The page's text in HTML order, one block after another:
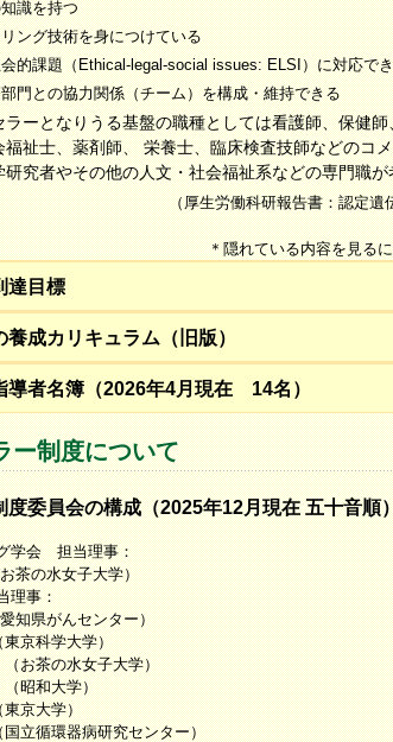
識を持つ
ング技術を身につけている
的課題（Ethical-legal-social issues: ELSI）に対応で
門との協力関係（チーム）を構成・維持できる
ーとなりうる基盤の職種としては看護師、保健
福祉士、薬剤師、 栄養士、臨床検査技師などのコ
研究者やその他の人文・社会福祉系などの専門職
（厚生労働科研報告書：認定遺
＊隠れている内容を見る
達目標
成カリキュラム（旧版）
導者名簿（2026年4月現在 14名）
ー制度について
度委員会の構成（2025年12月現在 五十音順
学会 担当理事：
水女子大学）
理事：
がんセンター）
京科学大学）
お茶の水女子大学）
和大学）
京大学）
環器病研究センター）